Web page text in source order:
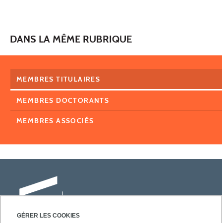
GÉRER LES COOKIES
DANS LA MÊME RUBRIQUE
MEMBRES TITULAIRES
MEMBRES DOCTORANTS
MEMBRES ASSOCIÉS